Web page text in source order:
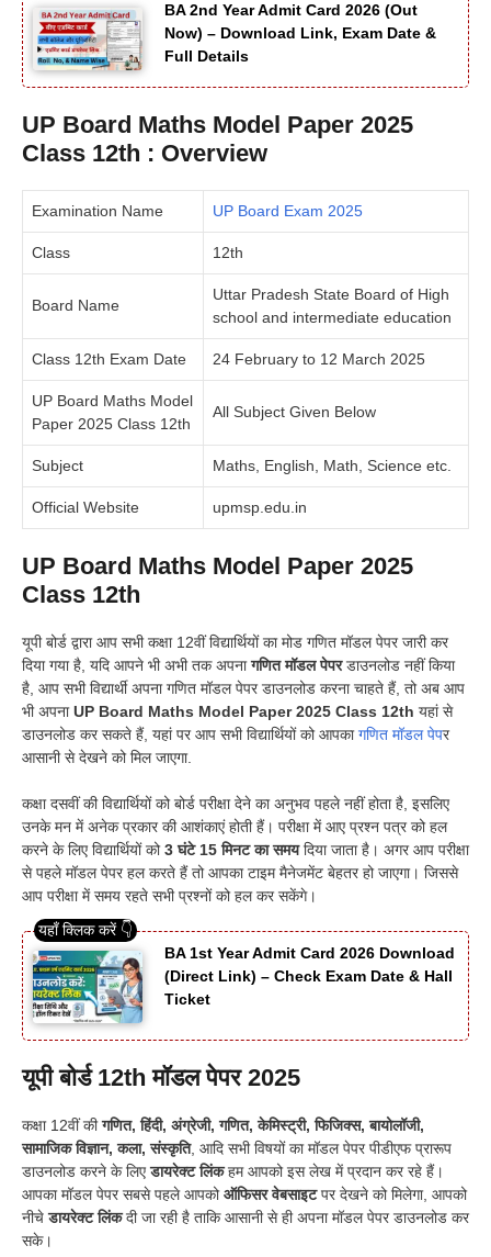
BA 2nd Year Admit Card 2026 (Out
Now) – Download Link, Exam Date &
Full Details
UP Board Maths Model Paper 2025
Class 12th : Overview
Examination Name UP Board Exam 2025
Class 12th
Board Name
Uttar Pradesh State Board of High
school and intermediate education
Class 12th Exam Date 24 February to 12 March 2025
UP Board Maths Model
Paper 2025 Class 12th
All Subject Given Below
Subject Maths, English, Math, Science etc.
Official Website upmsp.edu.in
UP Board Maths Model Paper 2025
Class 12th
यूपी बोर्ड द्वारा आप सभी कक्षा 12वीं विद्यार्थियों का मोड गणित मॉडल पेपर जारी कर
दिया गया है, यदि आपने भी अभी तक अपनागणित मॉडल पेपरडाउनलोड नहीं किया
है, आप सभी विद्यार्थी अपना गणित मॉडल पेपर डाउनलोड करना चाहते हैं, तो अब आप
भी अपनाUP Board Maths Model Paper 2025 Class 12th यहां से
डाउनलोड कर सकते हैं, यहां पर आप सभी विद्यार्थियों को आपकागणित मॉडल पेपर
आसानी से देखने को मिल जाएगा.
कक्षा दसवीं की विद्यार्थियों को बोर्ड परीक्षा देने का अनुभव पहले नहीं होता है, इसलिए
उनके मन में अनेक प्रकार की आशंकाएं होती हैं। परीक्षा में आए प्रश्न पत्र को हल
करने के लिए विद्यार्थियों को3 घंटे 15 मिनट का समयदिया जाता है। अगर आप परीक्षा
से पहले मॉडल पेपर हल करते हैं तो आपका टाइम मैनेजमेंट बेहतर हो जाएगा। जिससे
आप परीक्षा में समय रहते सभी प्रश्नों को हल कर सकेंगे।
BA 1st Year Admit Card 2026 Download
(Direct Link) – Check Exam Date & Hall
Ticket
यूपी बोर्ड 12th मॉडल पेपर 2025
कक्षा 12वीं कीगणित, हिंदी, अंग्रेजी, गणित, केमिस्ट्री, फिजिक्स, बायोलॉजी,
सामाजिक विज्ञान, कला, संस्कृति, आदि सभी विषयों का मॉडल पेपर पीडीएफ प्रारूप
डाउनलोड करने के लिएडायरेक्ट लिंकहम आपको इस लेख में प्रदान कर रहे हैं।
आपका मॉडल पेपर सबसे पहले आपकोऑफिसर वेबसाइटपर देखने को मिलेगा, आपको
नीचेडायरेक्ट लिंकदी जा रही है ताकि आसानी से ही अपना मॉडल पेपर डाउनलोड कर
सके।